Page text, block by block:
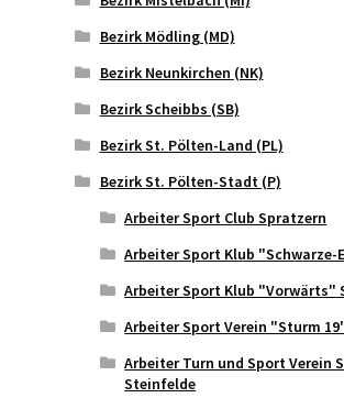
Bezirk Mödling (MD)
Bezirk Neunkirchen (NK)
Bezirk Scheibbs (SB)
Bezirk St. Pölten-Land (PL)
Bezirk St. Pölten-Stadt (P)
Arbeiter Sport Club Spratzern
Arbeiter Sport Klub
Arbeiter Sport Klub "Vorwärts"
Arbeiter Sport Verein "Sturm
Arbeiter Turn und Sport Verein
Steinfelde